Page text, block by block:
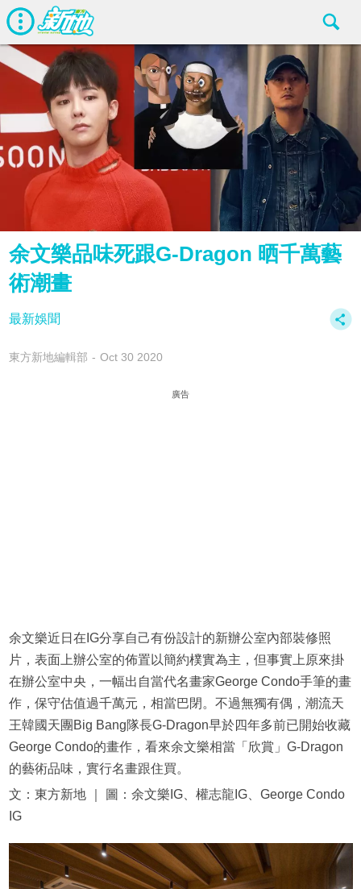
余文樂品味死跟G-Dragon 晒千萬藝
術潮畫
最新娛聞
東方新地編輯部 Oct 30 2020
廣告
余文樂近日在IG分享自己有份設計的新辦公室內部裝修照
片，表面上辦公室的佈置以簡約樸實為主，但事實上原來掛
在辦公室中央，一幅出自當代名畫家George Condo手筆的畫
作，保守估值過千萬元，相當巴閉。不過無獨有偶，潮流天
王韓國天團Big Bang隊長G-Dragon早於四年多前已開始收藏
George Condo的畫作，看來余文樂相當「欣賞」G-Dragon
的藝術品味，實行名畫跟住買。
文：東方新地 ｜ 圖：余文樂IG、權志龍IG、George Condo
IG